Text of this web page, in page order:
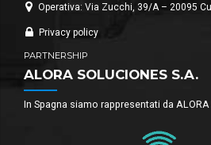
Operativa: Via Zucchi, 39/A – 20095
Privacy policy
PARTNERSHIP
ALORA SOLUCIONES S.A.
In Spagna siamo rappresentati da ALORA